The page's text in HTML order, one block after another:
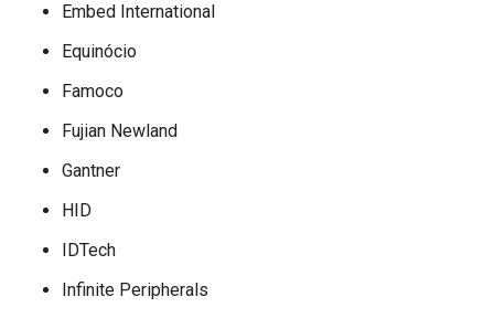
Embed International
Equinócio
Famoco
Fujian Newland
Gantner
HID
IDTech
Infinite Peripherals